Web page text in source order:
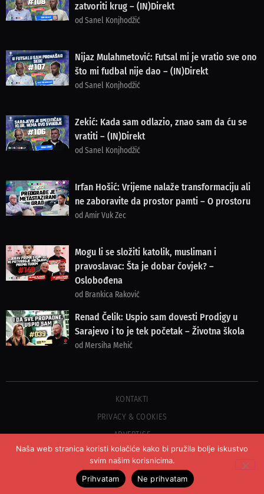
zatvoriti krug – (IN)Direkt
od Sanel Konjhodžić
Nijaz Mulahmetović: Futsal mi je vratio sve ono
što mi fudbal nije dao – (IN)Direkt
od Sanel Konjhodžić
Zekić: Kada sam odlazio, znao sam da ću se
vratiti – (IN)Direkt
od Sanel Konjhodžić
Irfan Hošić: Vrijeme nalaže transformaciju ali
ne zaboravite da prostor pamti – O prostoru
od Amir Vuk Zec
Mogu li se složiti katolik, musliman i
pravoslavac: Šta je dobar čovjek? –
Oslobođena
od Brankica Raković
Renad Čelik: Uspio sam dovesti Prodigy u
Sarajevo i to je tek početak – Životna škola
od Mersiha Mehić
©2023 COPYRIGHT OSLOBOĐENJE - SVA PRAVA PRIDRŽANA
KONTAKTI
PRIVACY & COOKIES
ADVERTISE
Naša web stranica koristi kolačiće kako bi pružila bolje iskustvo
svim našim korisnicima.
Prihvatam
Ne prihvatam